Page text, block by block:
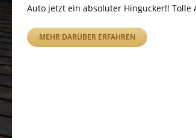
Auto jetzt ein absoluter Hingucker!! Tolle
MEHR DARÜBER ERFAHREN